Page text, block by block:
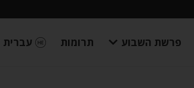
פרשת השבוע תרומות עברית